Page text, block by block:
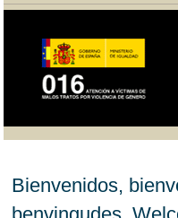
Bienvenidos,